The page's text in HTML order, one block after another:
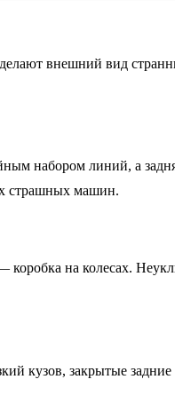
внешний вид
набором линий, а
страшных машин.
на колесах.
кузов, закрытые